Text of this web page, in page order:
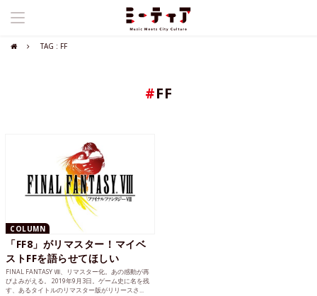
TAG : FF
#FF
COLUMN
「FF8」がリマスター！マイベ
ストFFを語らせてほしい
FINAL FANTASY Ⅷ、リマスター化。あの感動が再
びよみがえる。 2019年9月3日。ゲーム史に名を残
す、あるタイトルのリマスター版がリリースさ...